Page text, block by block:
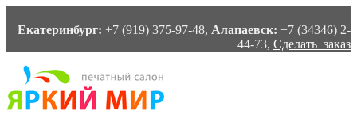
Екатеринбург: +7 (919) 375-97-48, Алапаевск: +7 (34346) 2-
44-73, Сделать заказ
Перейти
навигации
Перейти
содержимому